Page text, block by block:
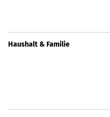
Haushalt & Familie